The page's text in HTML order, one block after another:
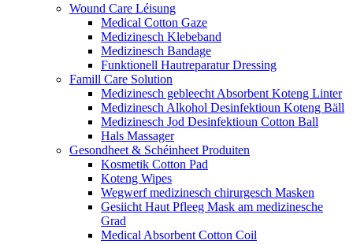
Wound Care Léisung
Medical Cotton Gaze
Medizinesch Klebeband
Medizinesch Bandage
Funktionell Hautreparatur Dressing
Famill Care Solution
Medizinesch gebleecht Absorbent Koteng Linter
Medizinesch Alkohol Desinfektioun Koteng Bäll
Medizinesch Jod Desinfektioun Cotton Ball
Hals Massager
Gesondheet & Schéinheet Produiten
Kosmetik Cotton Pad
Koteng Wipes
Wegwerf medizinesch chirurgesch Masken
Gesiicht Haut Pfleeg Mask am medizinesche
Grad
Medical Absorbent Cotton Coil